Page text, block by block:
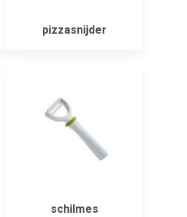
pizzasnijder
schilmes